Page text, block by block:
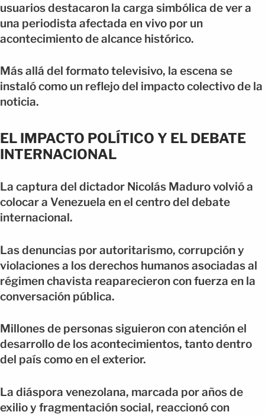
usuarios destacaron la carga simbólica de ver a
una periodista afectada en vivo por un
acontecimiento de alcance histórico.
Más allá del formato televisivo, la escena se
instaló como un reflejo del impacto colectivo de la
noticia.
EL IMPACTO POLÍTICO Y EL DEBATE
INTERNACIONAL
La captura del dictador Nicolás Maduro volvió a
colocar a Venezuela en el centro del debate
internacional.
Las denuncias por autoritarismo, corrupción y
violaciones a los derechos humanos asociadas al
régimen chavista reaparecieron con fuerza en la
conversación pública.
Millones de personas siguieron con atención el
desarrollo de los acontecimientos, tanto dentro
del país como en el exterior.
La diáspora venezolana, marcada por años de
exilio y fragmentación social, reaccionó con